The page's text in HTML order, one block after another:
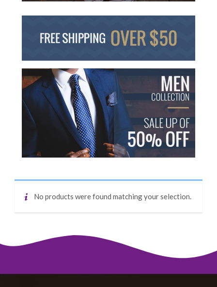
No products were found matching your selection.